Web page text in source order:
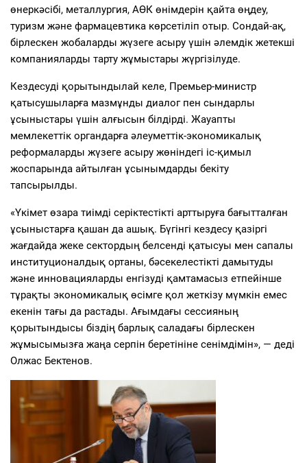
өнеркәсібі, металлургия, АӨК өнімдерін қайта өңдеу,
туризм және фармацевтика көрсетіліп отыр. Сондай-ақ,
бірлескен жобаларды жүзеге асыру үшін әлемдік жетекші
компанияларды тарту жұмыстары жүргізілуде.
Кездесуді қорытындылай келе, Премьер-министр
қатысушыларға мазмұнды диалог пен сындарлы
ұсыныстары үшін алғысын білдірді. Жауапты
мемлекеттік органдарға әлеуметтік-экономикалық
реформаларды жүзеге асыру жөніндегі іс-қимыл
жоспарында айтылған ұсынымдарды бекіту
тапсырылды.
«Үкімет өзара тиімді серіктестікті арттыруға бағытталған
ұсыныстарға қашан да ашық. Бүгінгі кездесу қазіргі
жағдайда жеке сектордың белсенді қатысуы мен сапалы
институционалдық ортаны, бәсекелестікті дамытуды
және инновацияларды енгізуді қамтамасыз етпейінше
тұрақты экономикалық өсімге қол жеткізу мүмкін емес
екенін тағы да растады. Ағымдағы сессияның
қорытындысы біздің барлық саладағы бірлескен
жұмысымызға жаңа серпін беретініне сенімдімін», — деді
Олжас Бектенов.